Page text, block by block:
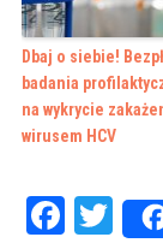
Dbaj o siebie!
badania
na wykrycie
wirusem HCV